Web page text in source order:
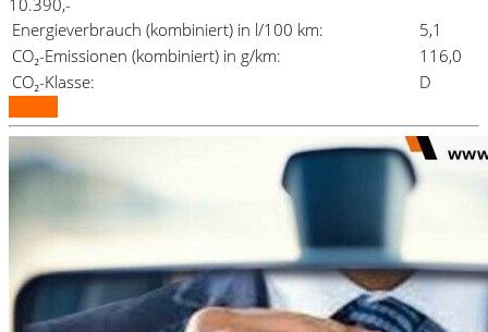
Energieverbrauch (kombiniert) in l/100 km:
5,1
CO₂-Emissionen (kombiniert) in g/km:
116,0
CO₂-Klasse:
D